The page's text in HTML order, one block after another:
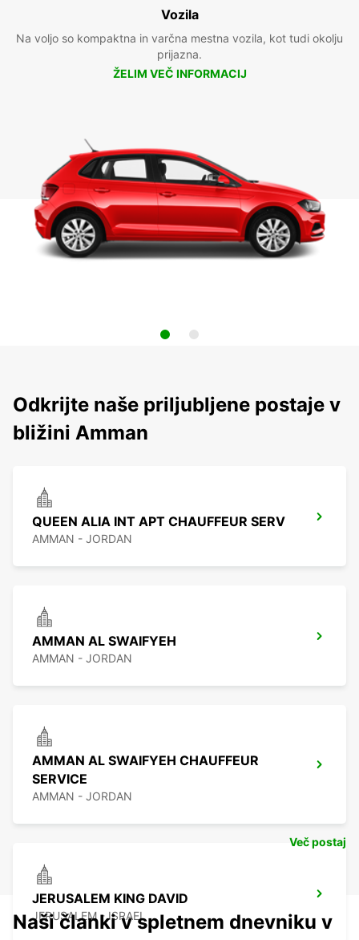
Vozila
Na voljo so kompaktna in varčna mestna vozila, kot tudi okolju
prijazna.
ŽELIM VEČ INFORMACIJ
Odkrijte naše priljubljene postaje v
bližini Amman
QUEEN ALIA INT APT CHAUFFEUR SERV
AMMAN - JORDAN
AMMAN AL SWAIFYEH
AMMAN - JORDAN
AMMAN AL SWAIFYEH CHAUFFEUR
SERVICE
AMMAN - JORDAN
JERUSALEM KING DAVID
JERUSALEM - ISRAEL
Več postaj
Naši članki v spletnem dnevniku v